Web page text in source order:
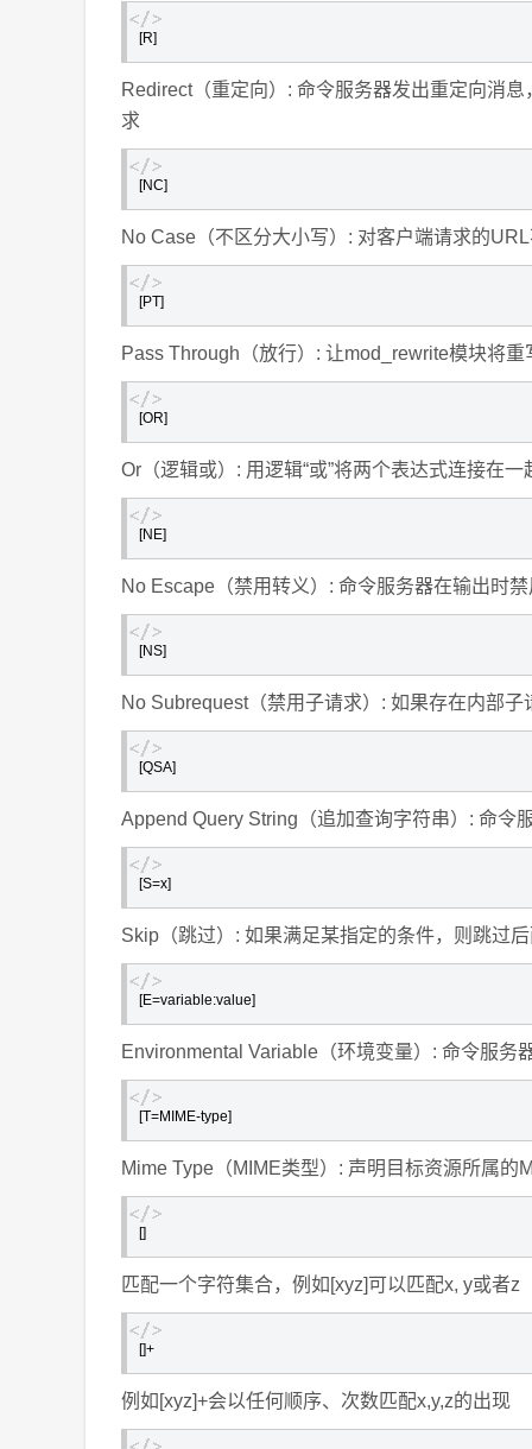
[R]
Redirect（重定向）: 命令服务器发出重定向消
求
[NC]
No Case（不区分大小写）: 对客户端请求的
[PT]
Pass Through（放行）: 让mod_rewrite模块将
[OR]
Or（逻辑或）: 用逻辑“或”将两个表达式连接在
[NE]
No Escape（禁用转义）: 命令服务器在输出时
[NS]
No Subrequest（禁用子请求）: 如果存在内部
[QSA]
Append Query String（追加查询字符串）: 命令
[S=x]
Skip（跳过）: 如果满足某指定的条件，则跳过
[E=variable:value]
Environmental Variable（环境变量）: 命令服务
[T=MIME-type]
Mime Type（MIME类型）: 声明目标资源所属的
[]
匹配一个字符集合，例如[xyz]可以匹配x, y或者z
[]+
例如[xyz]+会以任何顺序、次数匹配x,y,z的出现